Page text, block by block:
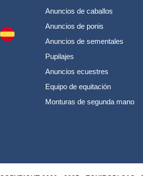
Anuncios de caballos
Anuncios de ponis
Anuncios de sementales
Pupilajes
Anuncios ecuestres
Equipo de equitación
Monturas de segunda mano